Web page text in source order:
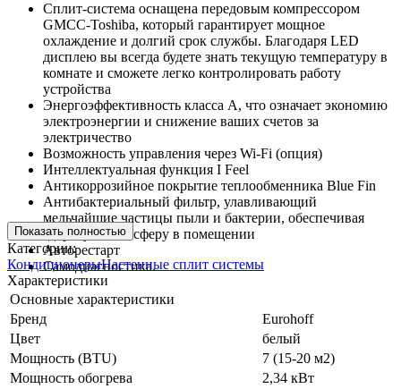
Сплит-система оснащена передовым компрессором
GMCC-Toshiba, который гарантирует мощное
охлаждение и долгий срок службы. Благодаря LED
дисплею вы всегда будете знать текущую температуру в
комнате и сможете легко контролировать работу
устройства
Энергоэффективность класса А, что означает экономию
электроэнергии и снижение ваших счетов за
электричество
Возможность управления через Wi-Fi (опция)
Интеллектуальная функция I Feel
Антикоррозийное покрытие теплообменника Blue Fin
Антибактериальный фильтр, улавливающий
мельчайшие частицы пыли и бактерии, обеспечивая
здоровую атмосферу в помещении
Авторестарт
Самодиагностика.
Показать полностью
Категории:
КондиционерыНастенные сплит системы
Характеристики
Основные характеристики
Бренд
Eurohoff
Цвет
белый
Мощность (BTU)
7 (15-20 м2)
Мощность обогрева
2,34 кВт